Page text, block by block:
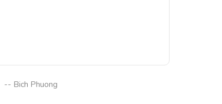
-- Bich Phuong